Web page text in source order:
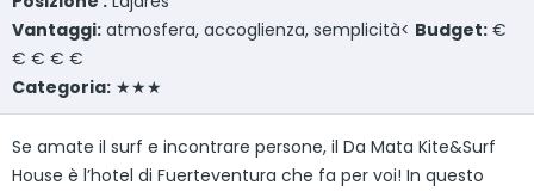
Vantaggi: atmosfera, accoglienza, semplicità< Budget: €
€ € € €
Categoria: ★★★
Se amate il surf e incontrare persone, il Da Mata Kite&Surf
House è l’hotel di Fuerteventura che fa per voi! In questo